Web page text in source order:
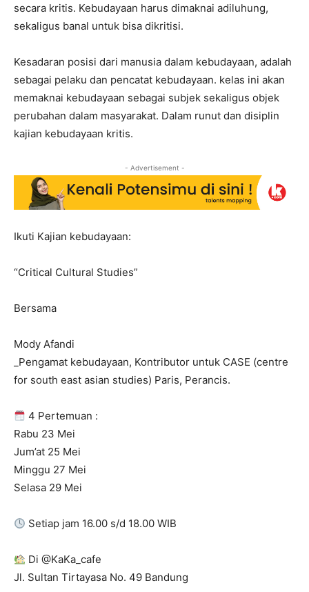
secara kritis. Kebudayaan harus dimaknai adiluhung,
sekaligus banal untuk bisa dikritisi.
Kesadaran posisi dari manusia dalam kebudayaan, adalah
sebagai pelaku dan pencatat kebudayaan. kelas ini akan
memaknai kebudayaan sebagai subjek sekaligus objek
perubahan dalam masyarakat. Dalam runut dan disiplin
kajian kebudayaan kritis.
- Advertisement -
Ikuti Kajian kebudayaan:
“Critical Cultural Studies”
Bersama
Mody Afandi
_Pengamat kebudayaan, Kontributor untuk CASE (centre
for south east asian studies) Paris, Perancis.
4 Pertemuan :
Rabu 23 Mei
Jum’at 25 Mei
Minggu 27 Mei
Selasa 29 Mei
Setiap jam 16.00 s/d 18.00 WIB
Di @KaKa_cafe
Jl. Sultan Tirtayasa No. 49 Bandung